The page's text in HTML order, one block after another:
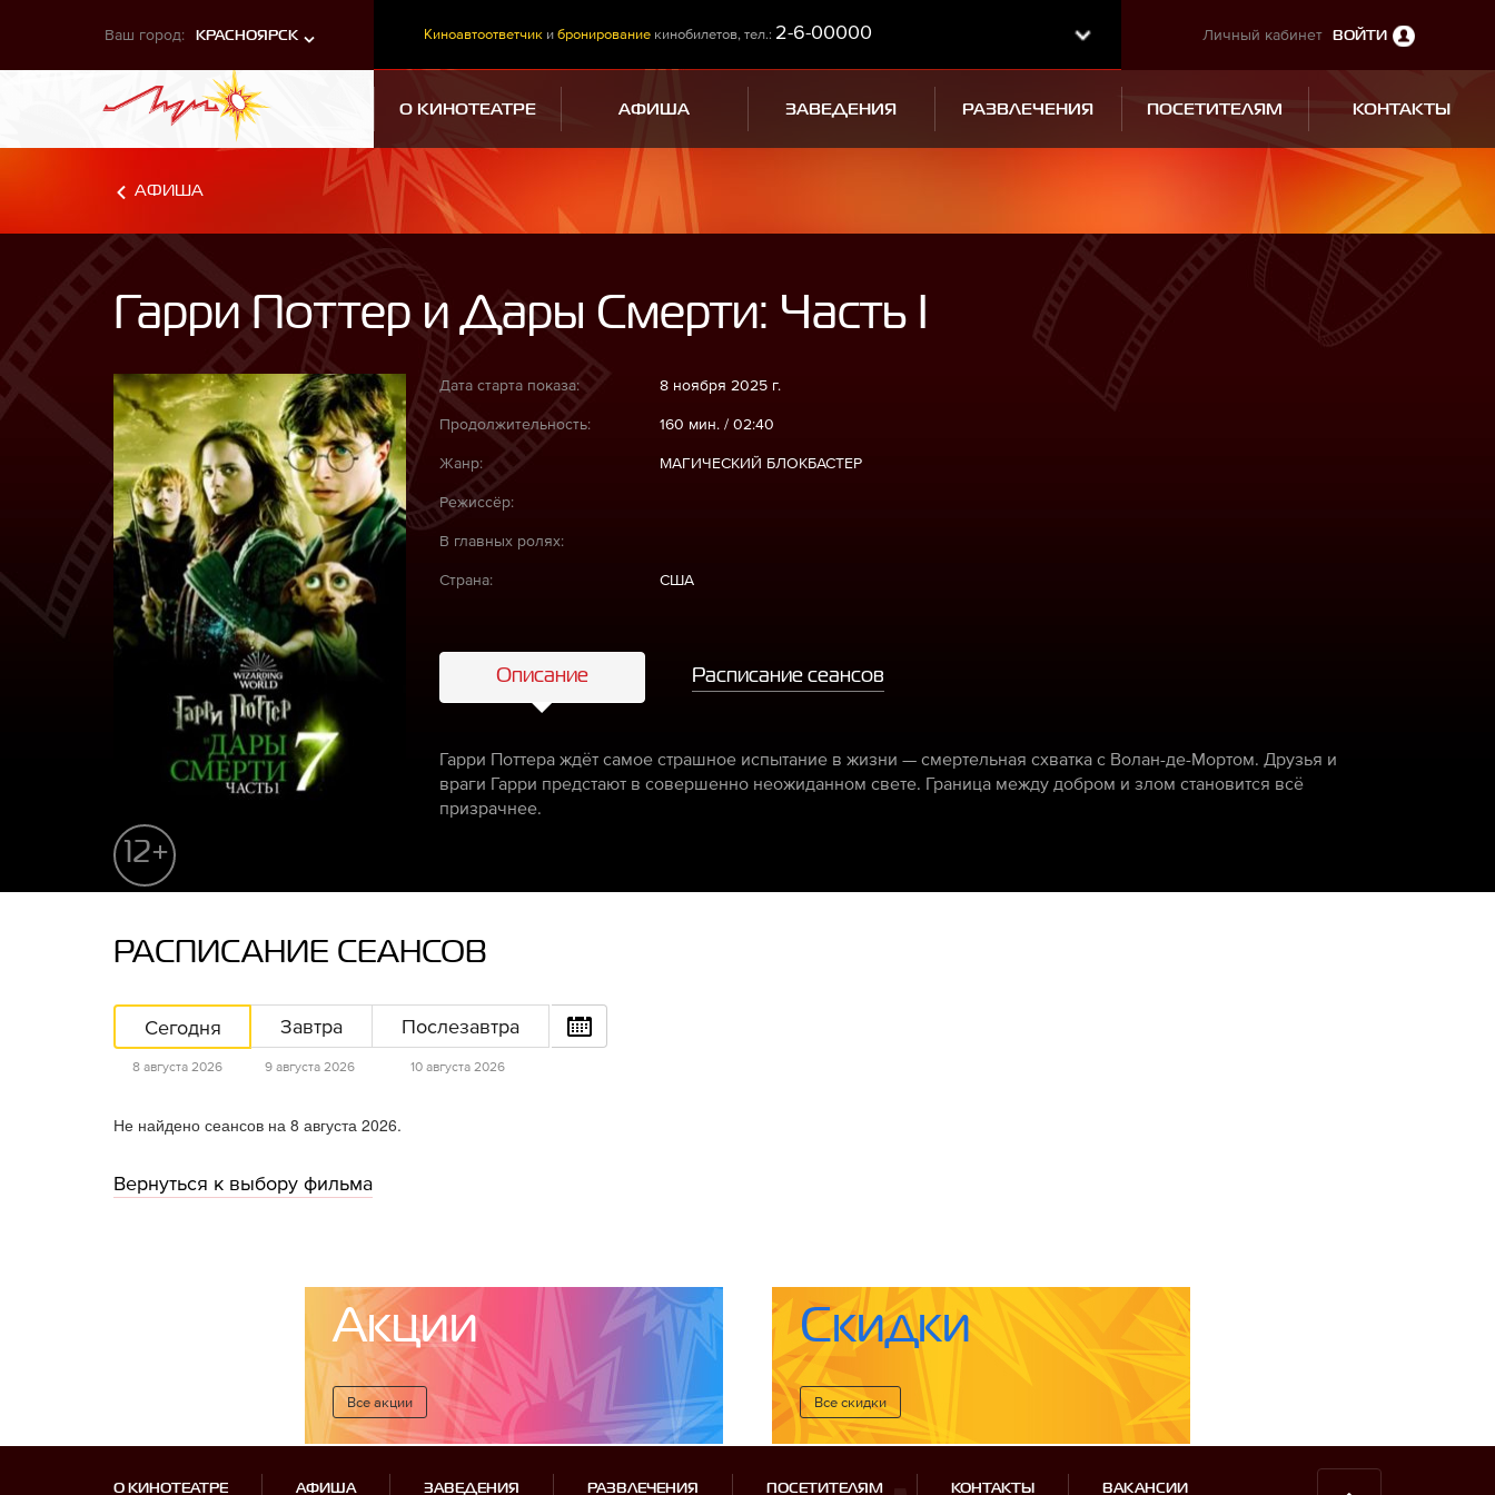
Ваш город: КРАСНОЯРСК Киноавтоответчик и бронирование кинобилетов, тел.: 2-6-00000 Личный кабинет ВОЙТИ
О КИНОТЕАТРЕ АФИША ЗАВЕДЕНИЯ РАЗВЛЕЧЕНИЯ ПОСЕТИТЕЛЯМ КОНТАКТЫ
АФИША
Гарри Поттер и Дары Смерти: Часть I
12+
Дата старта показа: 8 ноября 2025 г.
Продолжительность: 160 мин. / 02:40
Жанр: МАГИЧЕСКИЙ БЛОКБАСТЕР
Режиссёр:
В главных ролях:
Страна: США
Описание Расписание сеансов
Гарри Поттера ждёт самое страшное испытание в жизни — смертельная схватка с Волан-де-Мортом. Друзья и
враги Гарри предстают в совершенно неожиданном свете. Граница между добром и злом становится всё
призрачнее.
РАСПИСАНИЕ СЕАНСОВ
Сегодня
8 августа 2026
Завтра
9 августа 2026
Послезавтра
10 августа 2026
Не найдено сеансов на 8 августа 2026.
Вернуться к выбору фильма
Акции
Все акции
Скидки
Все cкидки
О КИНОТЕАТРЕ АФИША ЗАВЕДЕНИЯ РАЗВЛЕЧЕНИЯ ПОСЕТИТЕЛЯМ КОНТАКТЫ ВАКАНСИИ